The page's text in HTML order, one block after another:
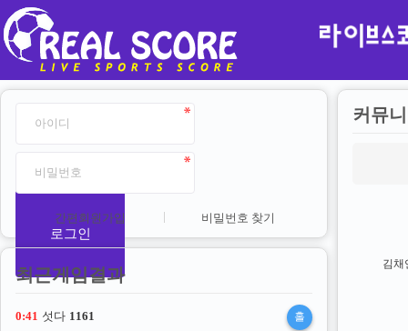
로그인
간편회원가입 비밀번호 찾기
최근게임결과
0:40 섯다 1161 홀
커뮤
김채